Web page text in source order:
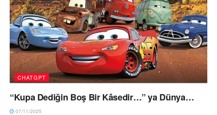
CHATGPT
“Kupa Dediğin Boş Bir Kâsedir…” ya Dünya…
07/11/2025